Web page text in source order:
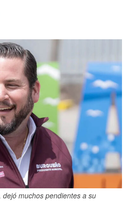
muchos pendientes a su